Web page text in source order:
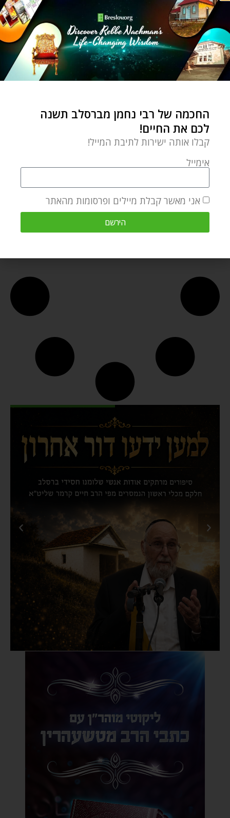
פשוט ועמוק
תוספת לפרשת השבוע
ויקהל פקודי
על מנת להבין את הדברים,
היסודות שרבי נחמן מלמד:
החכמה של רבי נחמן מברסלב תשנה
לכם את החיים!
קבלו אותה ישירות לתיבת המייל!
אימייל
אני מאשר קבלת מיילים ופרסומות מהאתר
הירשם